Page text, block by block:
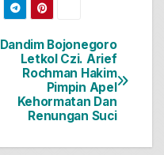
Dandim Bojonegoro
Letkol Czi. Arief
Rochman Hakim
Pimpin Apel
Kehormatan Dan
Renungan Suci